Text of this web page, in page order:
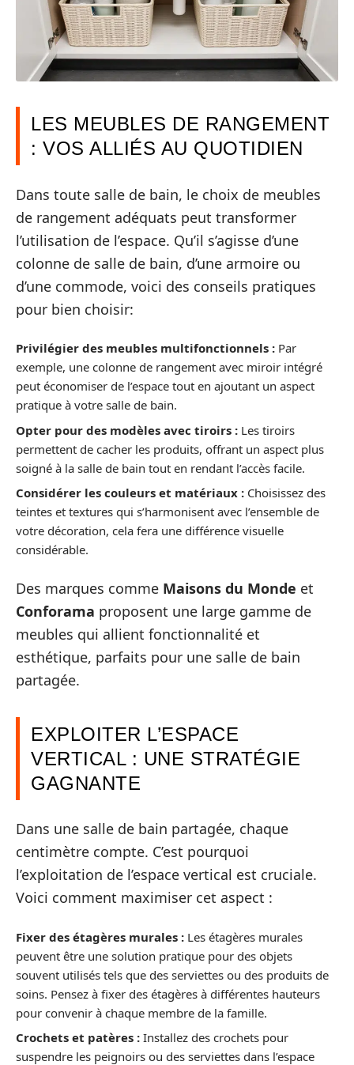
LES MEUBLES DE RANGEMENT
: VOS ALLIÉS AU QUOTIDIEN
Dans toute salle de bain, le choix de meubles
de rangement adéquats peut transformer
l’utilisation de l’espace. Qu’il s’agisse d’une
colonne de salle de bain, d’une armoire ou
d’une commode, voici des conseils pratiques
pour bien choisir:
Privilégier des meubles multifonctionnels : Par
exemple, une colonne de rangement avec miroir intégré
peut économiser de l’espace tout en ajoutant un aspect
pratique à votre salle de bain.
Opter pour des modèles avec tiroirs : Les tiroirs
permettent de cacher les produits, offrant un aspect plus
soigné à la salle de bain tout en rendant l’accès facile.
Considérer les couleurs et matériaux : Choisissez des
teintes et textures qui s’harmonisent avec l’ensemble de
votre décoration, cela fera une différence visuelle
considérable.
Des marques comme Maisons du Monde et
Conforama proposent une large gamme de
meubles qui allient fonctionnalité et
esthétique, parfaits pour une salle de bain
partagée.
EXPLOITER L’ESPACE
VERTICAL : UNE STRATÉGIE
GAGNANTE
Dans une salle de bain partagée, chaque
centimètre compte. C’est pourquoi
l’exploitation de l’espace vertical est cruciale.
Voici comment maximiser cet aspect :
Fixer des étagères murales : Les étagères murales
peuvent être une solution pratique pour des objets
souvent utilisés tels que des serviettes ou des produits de
soins. Pensez à fixer des étagères à différentes hauteurs
pour convenir à chaque membre de la famille.
Crochets et patères : Installez des crochets pour
suspendre les peignoirs ou des serviettes dans l’espace